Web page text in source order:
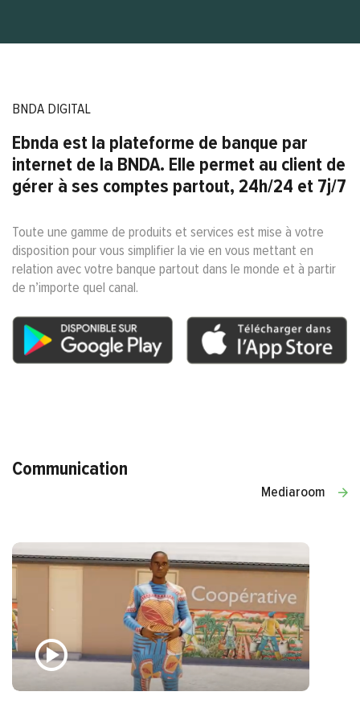
BNDA DIGITAL
Ebnda est la plateforme de banque par
internet de la BNDA. Elle permet au client de
gérer à ses comptes partout, 24h/24 et 7j/7
Toute une gamme de produits et services est mise à votre
disposition pour vous simplifier la vie en vous mettant en
relation avec votre banque partout dans le monde et à partir
de n’importe quel canal.
Communication
Mediaroom